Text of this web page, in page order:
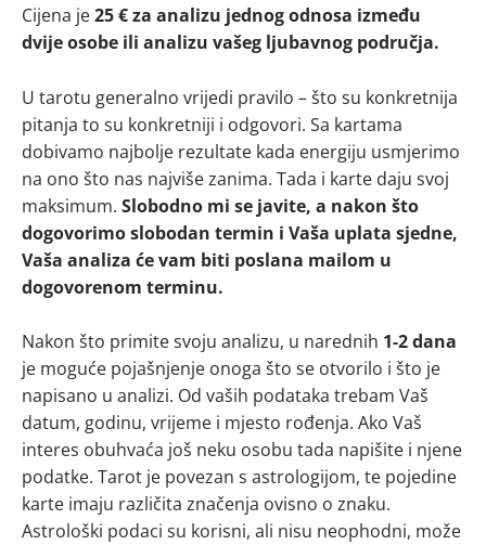
Cijena je25 €za analizu jednog odnosa između
dvije osobe ili analizu vašeg ljubavnog područja.
U tarotu generalno vrijedi pravilo – što su konkretnija
pitanja to su konkretniji i odgovori. Sa kartama
dobivamo najbolje rezultate kada energiju usmjerimo
na ono što nas najviše zanima. Tada i karte daju svoj
maksimum. Slobodno mi se javite, a nakon što
dogovorimo slobodan termin i Vaša uplata sjedne,
Vaša analiza će vam biti poslana mailom u
dogovorenom terminu.
Nakon što primite svoju analizu, u narednih 1-2 dana
je moguće pojašnjenje onoga što se otvorilo i što je
napisano u analizi. Od vaših podataka trebam Vaš
datum, godinu, vrijeme i mjesto rođenja. Ako Vaš
interes obuhvaća još neku osobu tada napišite i njene
podatke. Tarot je povezan s astrologijom, te pojedine
karte imaju različita značenja ovisno o znaku.
Astrološki podaci su korisni, ali nisu neophodni, može